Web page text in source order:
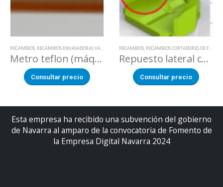
RECAMBIOS RECAMBIOS ENVASADORAS VACIO
Metro teflon (máquinas de vacío )
Consultar precio
RECAMBIOS RECAMBIOS CORTADORES DE FRUTA
Repuesto lateral cortadora de fruta
Consultar precio
Esta empresa ha recibido una subvención del gobierno
de Navarra al amparo de la convocatoria de Fomento de
la Empresa Digital Navarra 2024